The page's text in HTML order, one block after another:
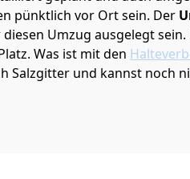
pünktlich vor Ort sein. Der
Umzug ausgelegt sein.
Was ist mit den
Salzgitter und kannst noch